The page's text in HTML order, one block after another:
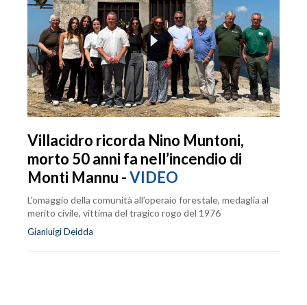
Villacidro ricorda Nino Muntoni,
morto 50 anni fa nell’incendio di
Monti Mannu -VIDEO
L’omaggio della comunità all’operaio forestale, medaglia al
merito civile, vittima del tragico rogo del 1976
Gianluigi Deidda